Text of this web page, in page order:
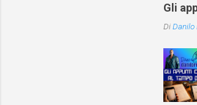
Gli
DiDanilo